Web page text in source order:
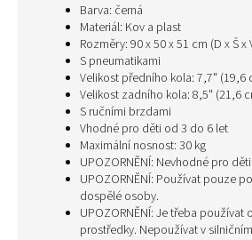
Barva: černá
Materiál: Kov a plast
Rozměry: 90 x 50 x 51 cm (D x Š x
S pneumatikami
Velikost předního kola: 7,7" (19,6
Velikost zadního kola: 8,5" (21,6
S ručními brzdami
Vhodné pro děti od 3 do 6 let
Maximální nosnost: 30 kg
UPOZORNĚNÍ: Nevhodné pro
UPOZORNĚNÍ: Používat pouze
dospělé osoby.
UPOZORNĚNÍ: Je třeba používat
prostředky. Nepoužívat v